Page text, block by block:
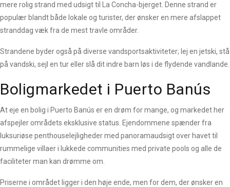
mere rolig strand med udsigt til La Concha-bjerget. Denne strand er
populær blandt både lokale og turister, der ønsker en mere afslappet
stranddag væk fra de mest travle områder.
Strandene byder også på diverse vandsportsaktiviteter; lej en jetski, stå
på vandski, sejl en tur eller slå dit indre barn løs i de flydende vandlande.
Boligmarkedet i Puerto Banús
At eje en bolig i Puerto Banús er en drøm for mange, og markedet her
afspejler områdets eksklusive status. Ejendommene spænder fra
luksuriøse penthouselejligheder med panoramaudsigt over havet til
rummelige villaer i lukkede communities med private pools og alle de
faciliteter man kan drømme om.
Priserne i området ligger i den høje ende, men for dem, der ønsker en